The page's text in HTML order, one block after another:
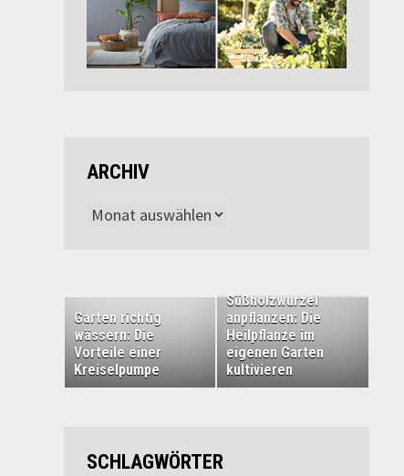
ARCHIV
Archiv
Garten richtig
wässern: Die
Vorteile einer
Kreiselpumpe
Süßholzwurzel
anpflanzen: Die
Heilpflanze im
eigenen Garten
kultivieren
SCHLAGWÖRTER